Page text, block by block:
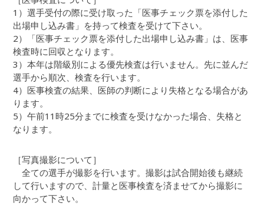
1）選手受付の際に受け取った「医事チェック票を添付した
出場申し込み書」を持って検査を受けて下さい。
2）「医事チェック票を添付した出場申し込み書」は、医事
検査時に回収となります。
3）本年は階級別による優先検査は行いません。先に並んだ
選手から順次、検査を行います。
4）医事検査の結果、医師の判断により失格となる場合があ
ります。
5）午前11時25分までに検査を受けなかった場合、失格と
なります。
［写真撮影について］
全ての選手が撮影を行います。撮影は試合開始後も継続
して行いますので、計量と医事検査を済ませてから撮影に
向かって下さい。